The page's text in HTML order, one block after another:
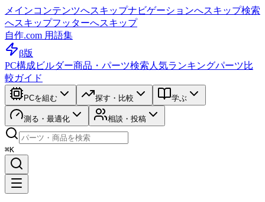
メインコンテンツへスキップナビゲーションへスキップ検索
へスキップフッターへスキップ
自作.com 用語集
β版
PC構成ビルダー商品・パーツ検索 人気ランキングパーツ比
較ガイド
PCを組む 探す・比較 学ぶ
測る・最適化 相談・投稿
⌘K